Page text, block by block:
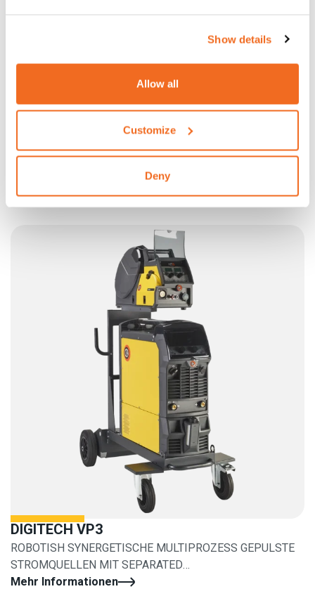
Show details
Allow all
Customize
Deny
QUBOX / QUBOX PULSE
SYNERGETISCHE MULTIPROZESS-INVERTER-PULSE MIT
SEPARATEM DRAHTVORSCHUB
Mehr Informationen
DIGITECH VP3
ROBOTISH SYNERGETISCHE MULTIPROZESS GEPULSTE
STROMQUELLEN MIT SEPARATED
DAHRTSHUBVORKOFFER
Mehr Informationen